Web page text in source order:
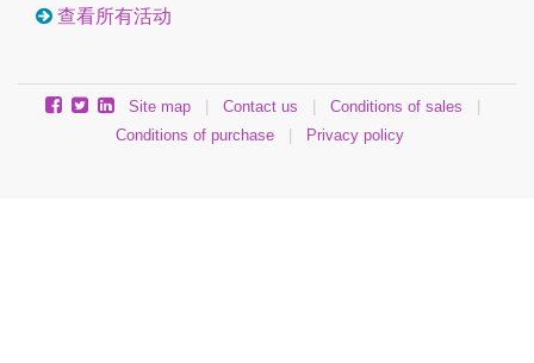
查看所有活动
Site map Contact us Conditions of sales
Conditions of purchase
Privacy policy